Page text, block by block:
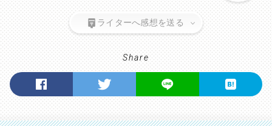
ライターへ感想を送る
Share